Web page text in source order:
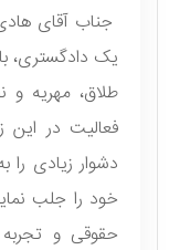
جناب آقای
یک دادگستری،
طلاق، مهریه و
فعالیت در این
دشوار زیادی
خود را جلب
حقوقی و تجربه